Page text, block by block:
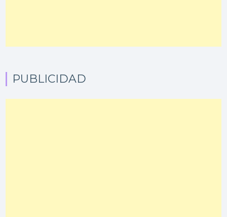
PUBLICIDAD